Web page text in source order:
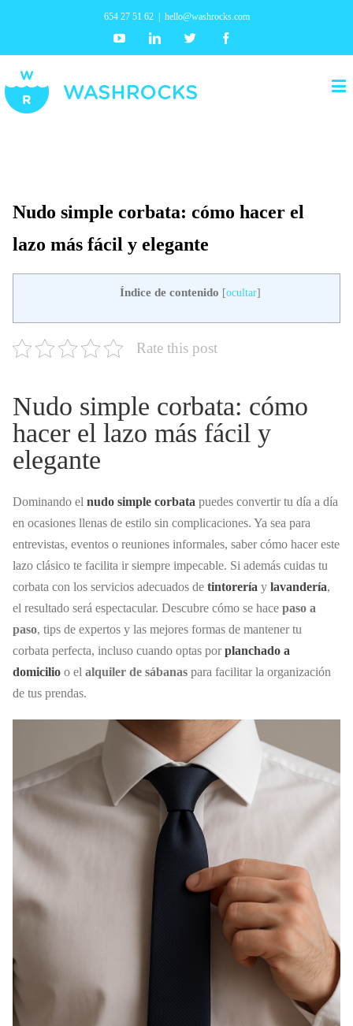
654 27 51 62 hello@washrocks.com
YoutubeLinkedin Twitter
Nudo simple corbata: cómo hacer el
lazo más fácil y elegante
Índice de contenido [ocultar]
Rate this post
Nudo simple corbata: cómo
hacer el lazo más fácil y
elegante
Dominando el nudo simple corbata puedes convertir tu día a día
en ocasiones llenas de estilo sin complicaciones. Ya sea para
entrevistas, eventos o reuniones informales, saber cómo hacer este
lazo clásico te facilita ir siempre impecable. Si además cuidas tu
corbata con los servicios adecuados de tintorería y lavandería,
el resultado será espectacular. Descubre cómo se hace paso a
paso, tips de expertos y las mejores formas de mantener tu
corbata perfecta, incluso cuando optas porplanchado a
domicilio o el alquiler de sábanas para facilitar la organización
de tus prendas.